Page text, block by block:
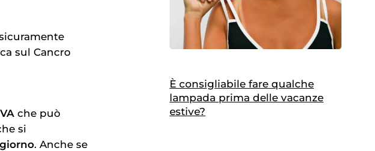
È consigliabile fare qualche
lampada prima delle vacanze
estive?
sul Cancro
che può
si
. Anche se